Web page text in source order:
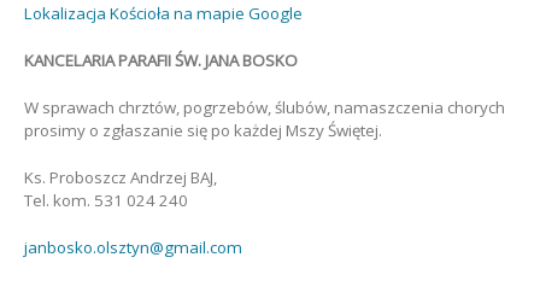
Lokalizacja Kościoła na mapie Google
KANCELARIA PARAFII ŚW. JANA BOSKO
W sprawach chrztów, pogrzebów, ślubów, namaszczenia chorych
prosimy o zgłaszanie się po każdej Mszy Świętej.
Ks. Proboszcz Andrzej BAJ,
Tel. kom. 531 024 240
janbosko.olsztyn@gmail.com